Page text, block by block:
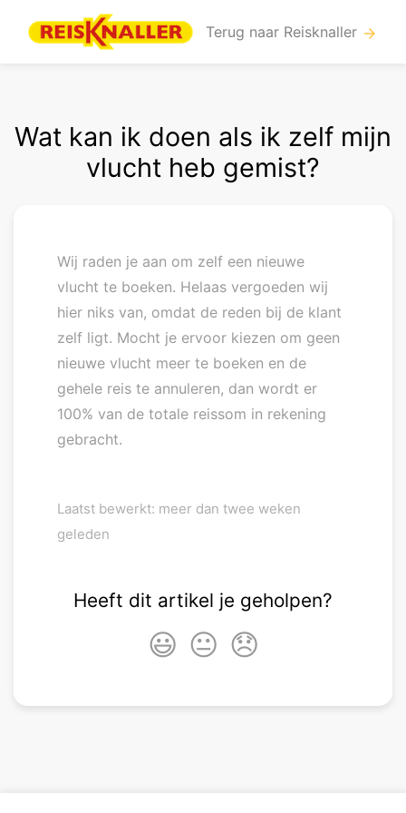
Terug naar Reisknaller arrow_forward
Wat kan ik doen als ik zelf mijn
vlucht heb gemist?
Wij raden je aan om zelf een nieuwe
vlucht te boeken. Helaas vergoeden wij
hier niks van, omdat de reden bij de klant
zelf ligt. Mocht je ervoor kiezen om geen
nieuwe vlucht meer te boeken en de
gehele reis te annuleren, dan wordt er
100% van de totale reissom in rekening
gebracht.
Laatst bewerkt: meer dan twee weken
geleden
Heeft dit artikel je geholpen?
😃 😐 😞